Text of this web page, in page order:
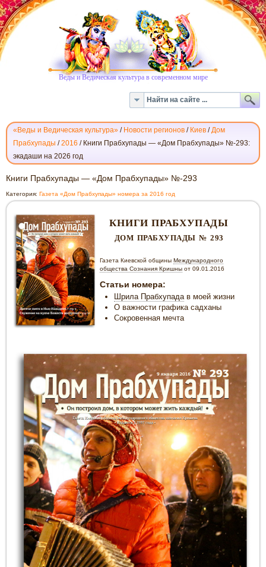
Веды и Ведическая культура в современном мире
«Веды и Ведическая культура» / Новости регионов / Киев /Дом
Прабхупады /2016 / Книги Прабхупады — «Дом Прабхупады» №-293:
экадаши на 2026 год
КНИГИ
ПРАБХУПАДЫ
—
«ДОМ
ПРАБХУПАДЫ»
№-293
Книги Прабхупады — «Дом Прабхупады» №-293
Категория: Газета «Дом Прабхупады» номера за 2016 год
КНИГИ ПРАБХУПАДЫ
ДОМ ПРАБХУПАДЫ № 293
Газета Киевской общиныМеждународного
общества Сознания Кришны от 09.01.2016
Статьи номера:
Шрила Прабхупадав моей жизни
О важности графика садханы
Сокровенная мечта